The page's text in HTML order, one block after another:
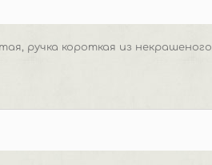
ручка короткая из некрашеного